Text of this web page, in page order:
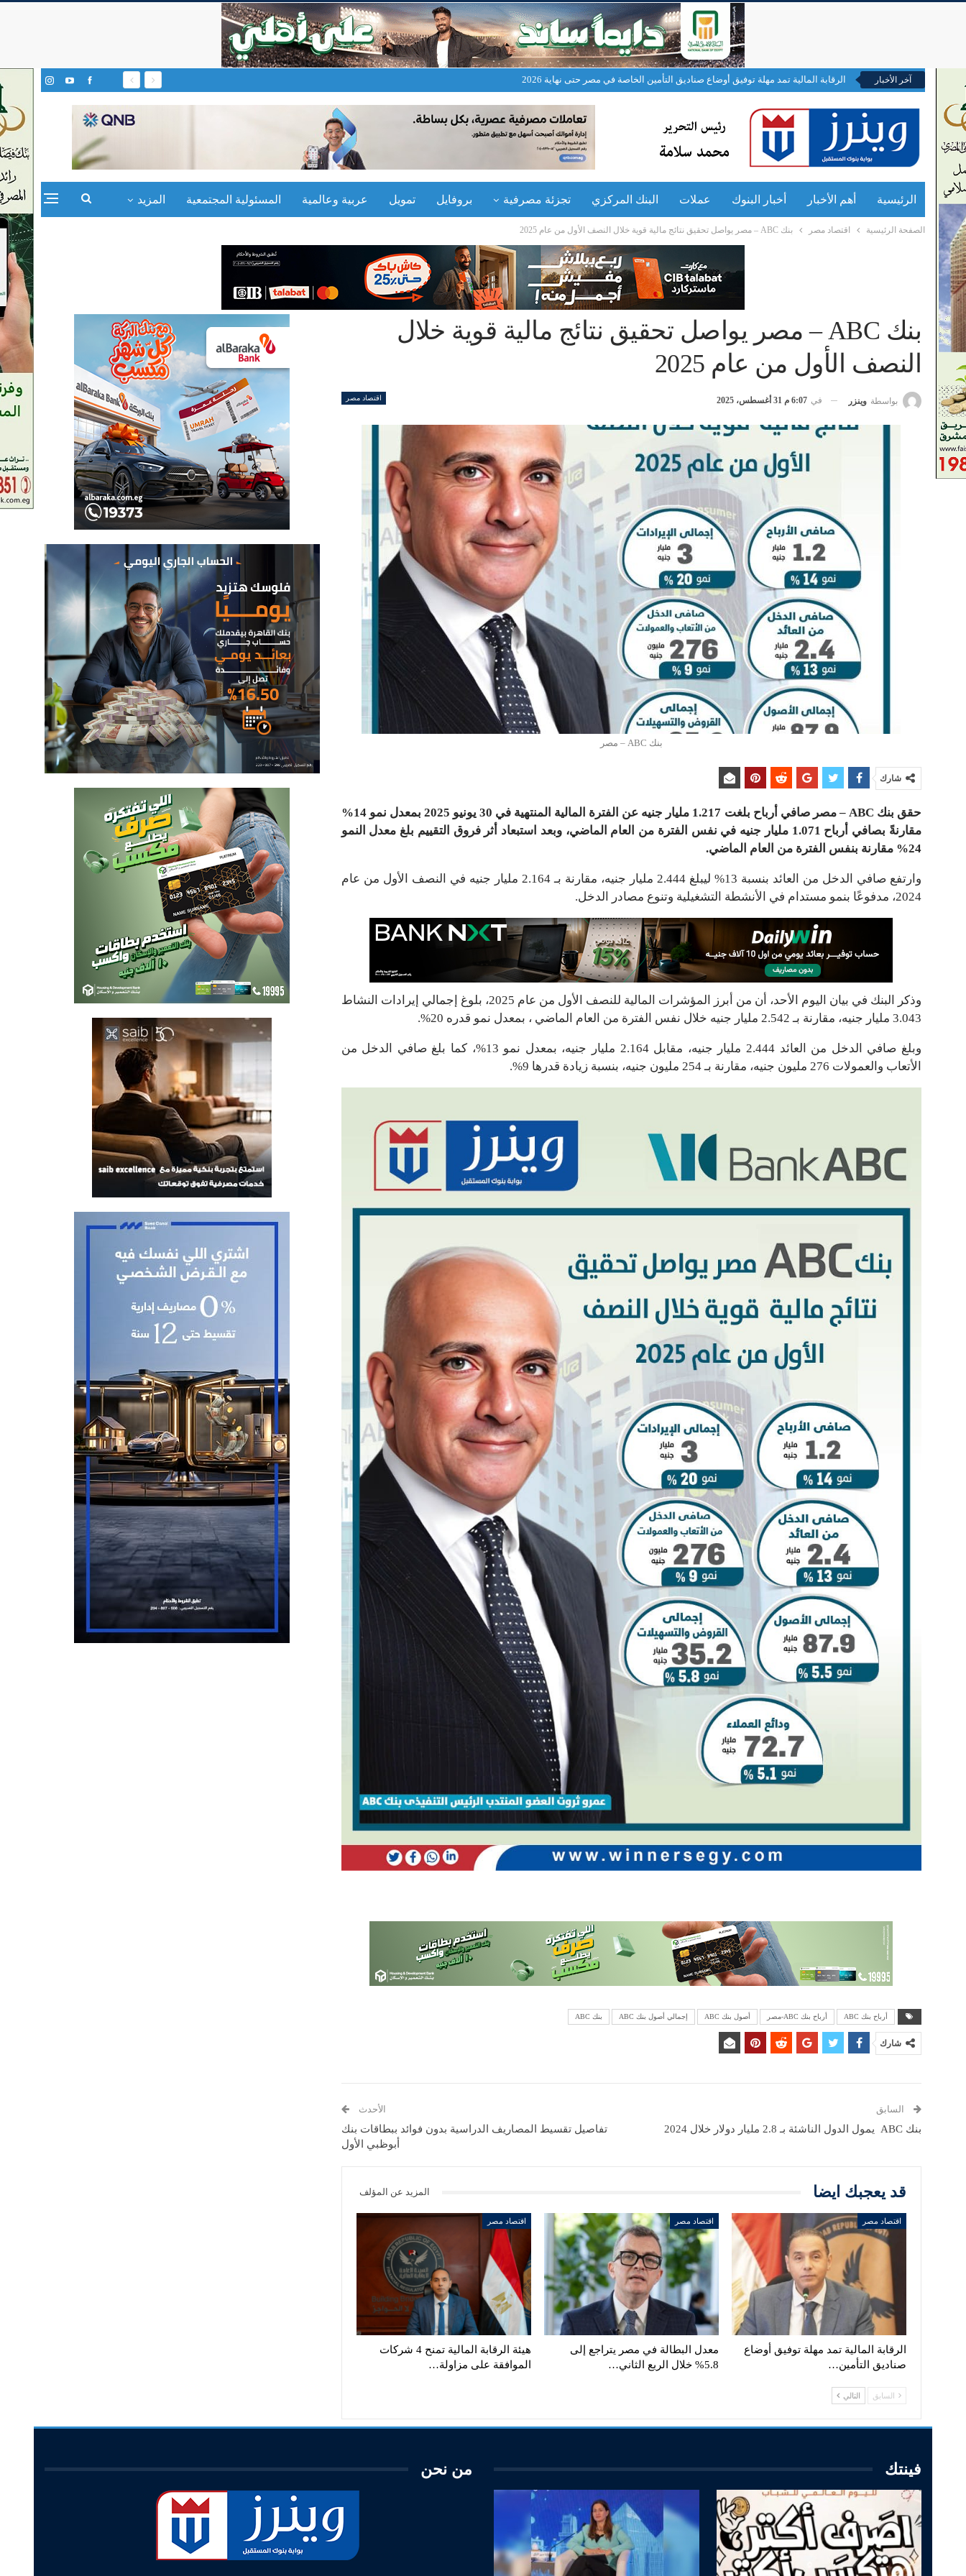
آخر الأخبار الرقابة المالية تمد مهلة توفيق أوضاع صناديق التأمين الخاصة في مصر حتى نهاية 2026
الرئيسية أهم الأخبار أخبار البنوك عملات البنك المركزي تجزئة مصرفية بروفايل تمويل عربية وعالمية المسئولية المجتمعية المزيد
الصفحة الرئيسية اقتصاد مصر بنك ABC – مصر يواصل تحقيق نتائج مالية قوية خلال النصف الأول من عام 2025
بنك ABC – مصر يواصل تحقيق نتائج مالية قوية خلال
النصف الأول من عام 2025
اقتصاد مصر بواسطة وينزر في 6:07 م 31 أغسطس، 2025
بنك ABC – مصر
شارك
حقق بنك ABC – مصر صافي أرباح بلغت 1.217 مليار جنيه عن الفترة المالية المنتهية في 30 يونيو 2025 بمعدل نمو 14%
مقارنةً بصافي أرباح 1.071 مليار جنيه في نفس الفترة من العام الماضي، وبعد استبعاد أثر فروق التقييم بلغ معدل النمو
24% مقارنة بنفس الفترة من العام الماضي.
وارتفع صافي الدخل من العائد بنسبة 13% ليبلغ 2.444 مليار جنيه، مقارنة بـ 2.164 مليار جنيه في النصف الأول من عام
2024، مدفوعًا بنمو مستدام في الأنشطة التشغيلية وتنوع مصادر الدخل.
وذكر البنك في بيان اليوم الأحد، أن من أبرز المؤشرات المالية للنصف الأول من عام 2025، بلوغ إجمالي إيرادات النشاط
3.043 مليار جنيه، مقارنة بـ 2.542 مليار جنيه خلال نفس الفترة من العام الماضي ، بمعدل نمو قدره 20%.
وبلغ صافي الدخل من العائد 2.444 مليار جنيه، مقابل 2.164 مليار جنيه، بمعدل نمو 13%، كما بلغ صافي الدخل من
الأتعاب والعمولات 276 مليون جنيه، مقارنة بـ 254 مليون جنيه، بنسبة زيادة قدرها 9%.
أرباح بنك ABC أرباح بنك ABC-مصر أصول بنك ABC إجمالي أصول بنك ABC بنك ABC
شارك
السابق
بنك ABC يمول الدول الناشئة بـ 2.8 مليار دولار خلال 2024
الأحدث
تفاصيل تقسيط المصاريف الدراسية بدون فوائد ببطاقات بنك
أبوظبي الأول
قد يعجبك ايضا المزيد عن المؤلف
اقتصاد مصر
الرقابة المالية تمد مهلة توفيق أوضاع
صناديق التأمين…
اقتصاد مصر
معدل البطالة في مصر يتراجع إلى
5.8% خلال الربع الثاني…
اقتصاد مصر
هيئة الرقابة المالية تمنح 4 شركات
الموافقة على مزاولة…
السابق التالي
فينتك من نحن